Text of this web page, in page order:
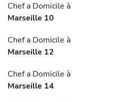
Chef a Domicile à
Marseille 10
Chef a Domicile à
Marseille 12
Chef a Domicile à
Marseille 14